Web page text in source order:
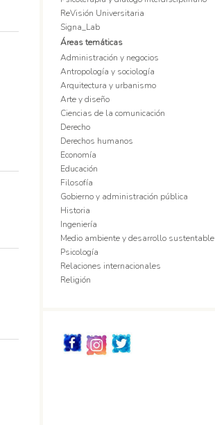
ReVisión Universitaria
Signa_Lab
Áreas temáticas
Administración y negocios
Antropología y sociología
Arquitectura y urbanismo
Arte y diseño
Ciencias de la comunicación
Derecho
Derechos humanos
Economía
Educación
Filosofía
Gobierno y administración pública
Historia
Ingeniería
Medio ambiente y desarrollo sustentable
Psicología
Relaciones internacionales
Religión
Redes_Sociales